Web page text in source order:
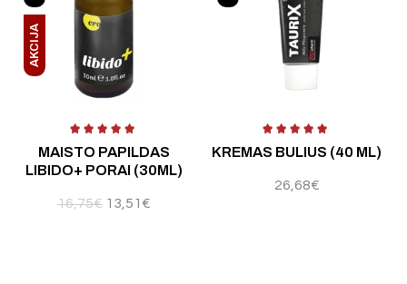
AKCIJA
MAISTO PAPILDAS
LIBIDO+ PORAI (30ML)
16,75€ 13,51 €
KREMAS BULIUS (40 ML)
26,68€
Įvertinimas:5.00 Įvertinimas:5.00